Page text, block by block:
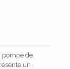
pompe de
un